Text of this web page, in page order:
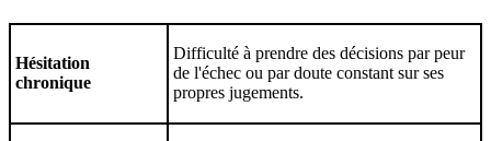
Hésitation
chronique
Difficulté à prendre des décisions par peur
de l'échec ou par doute constant sur ses
propres jugements.